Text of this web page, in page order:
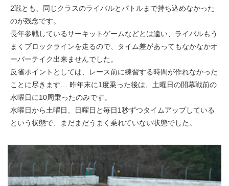
2戦とも、同じクラスのライバルとバトルまで持ち込めなかった
のが残念です。
長年参戦しているサーキットゲームなどとは違い、ライバルもう
まくブロックラインを走るので、タイム差があってもなかなかオ
ーバーテイク出来ませんでした。
反省ポイントとしては、レース前に練習する時間が作れなかった
ことに尽きます… 昨年末に1度乗った後は、土曜日の開幕戦前の
水曜日に10周乗ったのみです。
水曜日から土曜日、日曜日と毎日1秒ずつタイムアップしている
という状態で、まだまだうまく乗れていない状態でした。